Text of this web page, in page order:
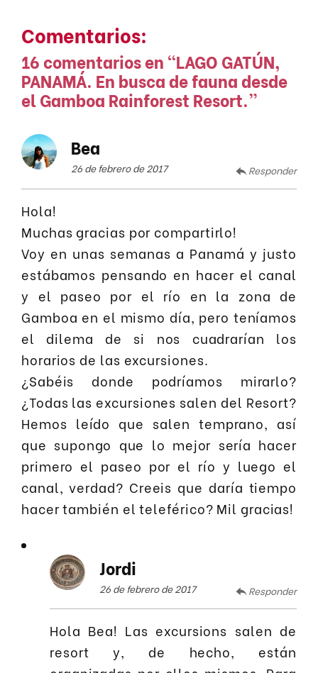
Comentarios:
16 comentarios en “LAGO GATÚN,
PANAMÁ. En busca de fauna desde
el Gamboa Rainforest Resort.”
Bea
26 de febrero de 2017 Responder
Hola!
Muchas gracias por compartirlo!
Voy en unas semanas a Panamá y justo
estábamos pensando en hacer el canal
y el paseo por el río en la zona de
Gamboa en el mismo día, pero teníamos
el dilema de si nos cuadrarían los
horarios de las excursiones.
¿Sabéis donde podríamos mirarlo?
¿Todas las excursiones salen del Resort?
Hemos leído que salen temprano, así
que supongo que lo mejor sería hacer
primero el paseo por el río y luego el
canal, verdad? Creeis que daría tiempo
hacer también el teleférico? Mil gracias!
Jordi
26 de febrero de 2017 Responder
Hola Bea! Las excursions salen de
resort y, de hecho, están